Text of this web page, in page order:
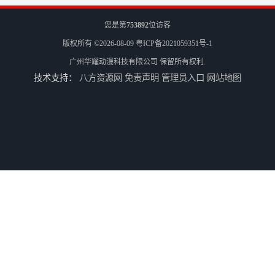
您是第753892位访客
版权所有 ©2026-08-09 粤ICP备2021059351号-1
广州华耀动漫科技有限公司 保留所有权利.
技术支持： 八方资源网 免责声明 管理员入口 网站地图